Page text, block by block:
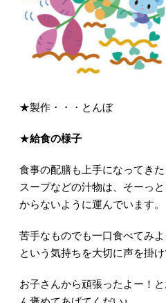
★製作・・・ とんぼ
★給食の様子
食事の配膳も上手になってき
スープなどの汁物は、そーっ
からないように運んでいます。
苦手なものでも一口食べてみ
という気持ちを大切に声を掛け
お子さんから頑張ったよー！